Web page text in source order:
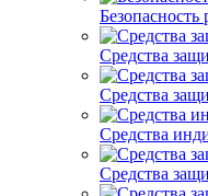
Безопасность
Средства
Средства
Средства
Средства